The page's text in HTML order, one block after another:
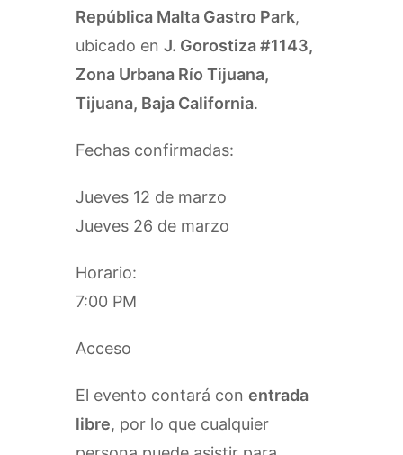
República Malta Gastro Park,
ubicado en J. Gorostiza #1143,
Zona Urbana Río Tijuana,
Tijuana, Baja California.
Fechas confirmadas:
Jueves 12 de marzo
Jueves 26 de marzo
Horario:
7:00 PM
Acceso
El evento contará con entrada
libre, por lo que cualquier